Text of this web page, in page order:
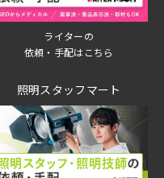
ライターの
依頼・手配はこちら
照明スタッフマート